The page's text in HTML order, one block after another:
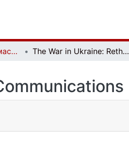
Актуальні питання масової комунікації. Випуск 31 The War in Ukraine: Rethinking Values in Communications